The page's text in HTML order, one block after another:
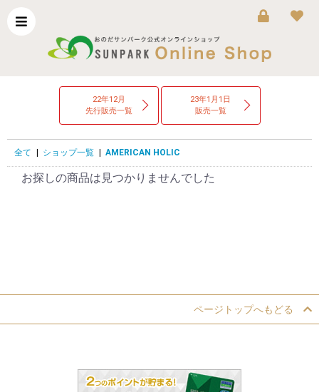
22年12月
先行販売一覧
23年1月1日
販売一覧
全て | ショップ一覧 | AMERICAN HOLIC
お探しの商品は見つかりませんでした
ページトップへもどる